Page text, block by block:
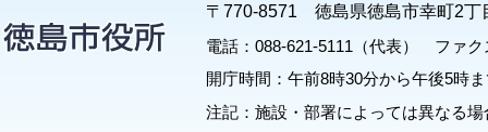
〒770-8571 徳島県徳島市幸町2丁
電話：088-621-5111（代表） ファク
開庁時間：午前8時30分から午後5時
注記：施設・部署によっては異なる